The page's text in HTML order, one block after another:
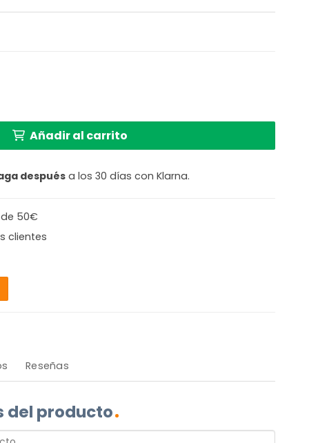
de diseño limpio Light & Living Kylie cantidad
Añadir al carrito
después a los 30 días con Klarna.
50€
clientes
Reseñas
del producto